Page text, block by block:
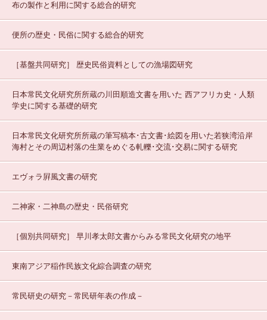
布の製作と利用に関する総合的研究
便所の歴史・民俗に関する総合的研究
［基盤共同研究］ 歴史民俗資料としての漁場図研究
日本常民文化研究所所蔵の川田順造文書を用いた 西アフリカ史・人類
学史に関する基礎的研究
日本常民文化研究所所蔵の筆写稿本･古文書･絵図を用いた若狭湾沿岸
海村とその周辺村落の生業をめぐる軋轢･交流･交易に関する研究
エヴォラ屛風文書の研究
二神家・二神島の歴史・民俗研究
［個別共同研究］ 早川孝太郎文書からみる常民文化研究の地平
東南アジア稲作民族文化綜合調査の研究
常民研史の研究－常民研年表の作成－